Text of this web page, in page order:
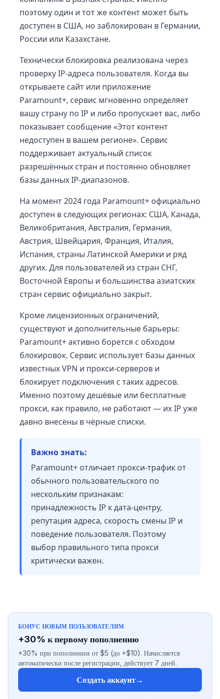
поэтому один и тот же контент может быть
доступен в США, но заблокирован в Германии,
России или Казахстане.
Технически блокировка реализована через
проверку IP-адреса пользователя. Когда вы
открываете сайт или приложение
Paramount+, сервис мгновенно определяет
вашу страну по IP и либо пропускает вас, либо
показывает сообщение «Этот контент
недоступен в вашем регионе». Сервис
поддерживает актуальный список
разрешённых стран и постоянно обновляет
базы данных IP-диапазонов.
На момент 2024 года Paramount+ официально
доступен в следующих регионах: США, Канада,
Великобритания, Австралия, Германия,
Австрия, Швейцария, Франция, Италия,
Испания, страны Латинской Америки и ряд
других. Для пользователей из стран СНГ,
Восточной Европы и большинства азиатских
стран сервис официально закрыт.
Кроме лицензионных ограничений,
существуют и дополнительные барьеры:
Paramount+ активно борется с обходом
блокировок. Сервис использует базы данных
известных VPN и прокси-серверов и
блокирует подключения с таких адресов.
Именно поэтому дешёвые или бесплатные
прокси, как правило, не работают — их IP уже
давно внесены в чёрные списки.
Важно знать:
Paramount+ отличает прокси-трафик от
обычного пользовательского по
нескольким признакам:
принадлежность IP к дата-центру,
репутация адреса, скорость смены IP и
поведение пользователя. Поэтому
выбор правильного типа прокси
критически важен.
БОНУС НОВЫМ ПОЛЬЗОВАТЕЛЯМ
+30% к первому пополнению
+30% при пополнении от $5 (до +$10). Начисляется
автоматически после регистрации, действует 7 дней.
Создать аккаунт→